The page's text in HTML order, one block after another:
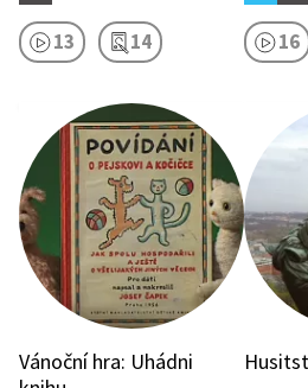
13 14 16
Vánoční hra: Uhádni